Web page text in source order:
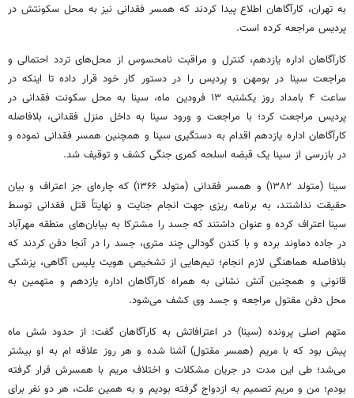
به تهران، کارآگاهان اطلاع پیدا کردند که همسر فقدانی نیز به محل سکونتش در
پردیس مراجعه کرده است.
کارآگاهان اداره یازدهم، کنترل و مراقبت نامحسوس از محل‌های تردد احتمالی و
مراجعت سینا در بومهن و پردیس را در دستور کار خود قرار داده تا اینکه در
ساعت ۴ بامداد روز یکشنبه ۱۳ فرودین ماه، سینا به محل سکونت فقدانی در
پردیس مراجعت کرد؛ با مراجعت و ورود سینا به داخل منزل فقدانی، بلافاصله
کارآگاهان اداره یازدهم اقدام به دستگیری سینا و همچنین همسر فقدانی نموده و
در بازرسی از سینا یک قبضه اسلحه کمری جنگی کشف و توقیف شد.
سینا (متولد ۱۳۸۲) و همسر فقدانی (متولد ۱۳۶۶) که چاره‌ای جز اعتراف و بیان
حقیقت نداشتند، به برنامه ریزی جهت انجام جنایت و نهایتاً قتل فقدانی توسط
سینا اعتراف کرده و عنوان داشتند که جسد را مشترکا به بیابان‌های منطقه مهرآباد
در جاده دماوند برده و با کندن گودالی چند متری، جسد را در آنجا دفن کردند که
بلافاصله هماهنگی لازم انجام؛ تیم‌هایی از تشخیص هویت پلیس آگاهی، پزشکی
قانونی و همچنین آتش نشانی به همراه کارآگاهان اداره یازدهم و متهمین به
محل دفن مقتول مراجعه و جسد وی کشف می‌شود.
متهم اصلی پرونده (سینا) در اعترافاتش به کارآگاهان گفت: از حدود شش ماه
پیش بود که با مریم (همسر مقتول) آشنا شده و هر روز علاقه ام به او بیشتر
می‌شد؛ طی این مدت در جریان مشکلات و اختلاف مریم با همسرش قرار گرفته
بودم؛ من و مریم تصمیم به ازدواج گرفته بودیم و به همین علت، هر دو نفر برای